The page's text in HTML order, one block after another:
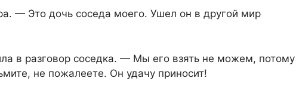
— Это дочь соседа моего. Ушел он в другой мир
в разговор соседка. — Мы его взять не можем, потому
не пожалеете. Он удачу приносит!